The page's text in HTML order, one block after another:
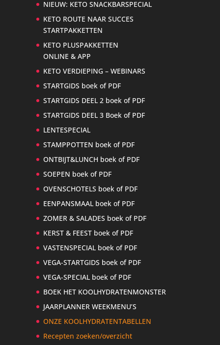
NIEUW: KETO SNACKBARSPECIAL
KETO ROUTE NAAR SUCCES
STARTPAKKETTEN
KETO PLUSPAKKETTEN
ONLINE & APP
KETO VERDIEPING – WEBINARS
STARTGIDS boek of PDF
STARTGIDS DEEL 2 boek of PDF
STARTGIDS DEEL 3 Boek of PDF
LENTESPECIAL
STAMPPOTTEN boek of PDF
ONTBIJT&LUNCH boek of PDF
SOEPEN boek of PDF
OVENSCHOTELS boek of PDF
EENPANSMAAL boek of PDF
ZOMER & SALADES boek of PDF
KERST & FEEST boek of PDF
VASTENSPECIAL boek of PDF
VEGA-STARTGIDS boek of PDF
VEGA-SPECIAL boek of PDF
BOEK HET KOOLHYDRATENMONSTER
JAARPLANNER WEEKMENU’S
ONZE KOOLHYDRATENTABELLEN
Recepten zoeken/overzicht